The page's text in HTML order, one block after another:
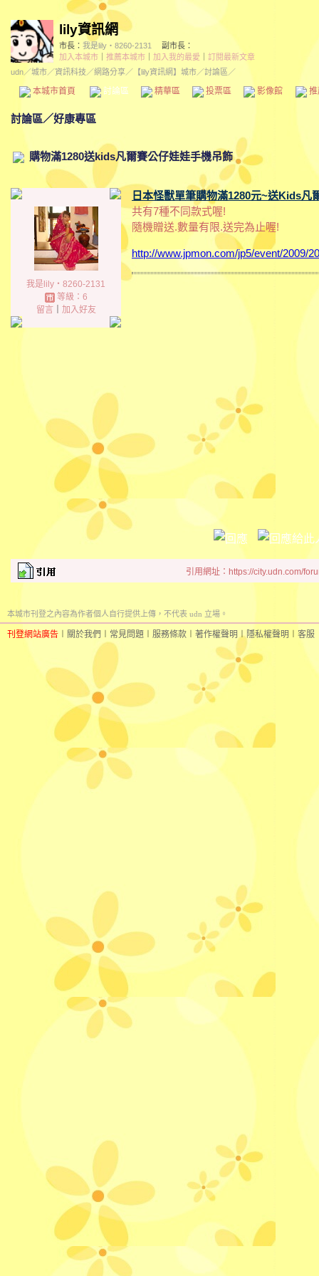
lily資訊網
市長： 我是lily‧8260-2131
副市長：
加入本城市
推薦本城市 加入我的最愛
訂閱最新文章
udn／城市／資訊科技 ／網路分享／ 【lily資訊網】城市／討論區／
本城市首頁 討論區 精華區 投票區 影像館
討論區／好康專區
購物滿1280送kids凡爾賽公仔娃娃手機吊飾
我是lily‧8260-2131
等級：6
留言｜ 加入好友
日本怪獸單筆購物滿1280元~送Kids凡
共有7種不同款式喔!
隨機贈送.數量有限.送完為止喔!
http://www.jpmon.com/jp5/event/2009/
引用網址：https://city.udn.com/
本城市刊登之內容為作者個人自行提供上傳，不代表 udn 立場。
刊登網站廣告 關於我們 常見問題 服務條款 著作權聲明 ︱ 隱私權聲明 客服